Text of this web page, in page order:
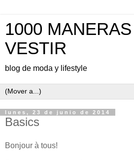
1000
VESTIR
blog de moda y lifestyle
lunes, 23 de junio de 2014
Basics
Bonjour à tous!